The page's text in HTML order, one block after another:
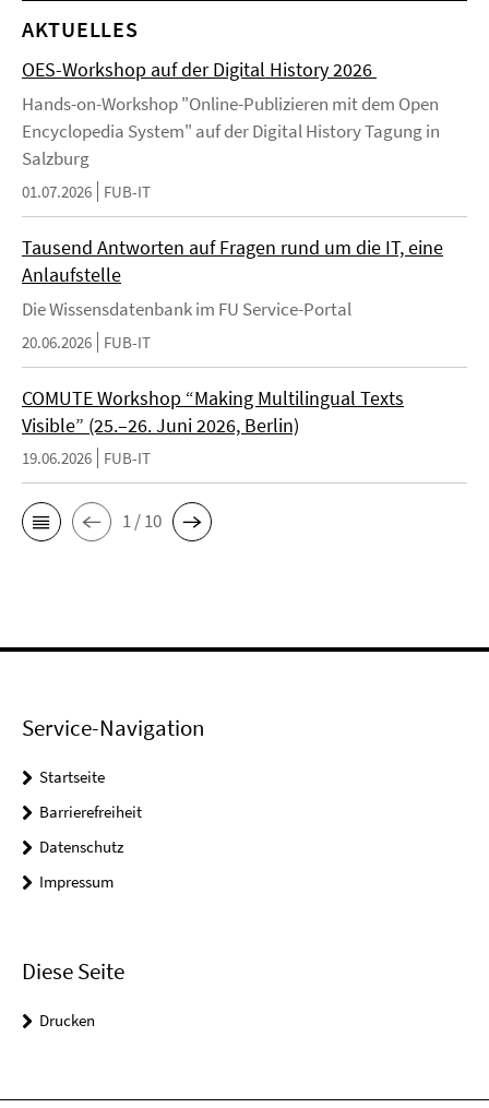
AKTUELLES
OES-Workshop auf der Digital History 2026
Hands-on-Workshop "Online-Publizieren mit dem Open
Encyclopedia System" auf der Digital History Tagung in
Salzburg
01.07.2026 FUB-IT
Tausend Antworten auf Fragen rund um die IT, eine
Anlaufstelle
Die Wissensdatenbank im FU Service-Portal
20.06.2026 FUB-IT
COMUTE Workshop “Making Multilingual Texts
Visible” (25.–26. Juni 2026, Berlin)
19.06.2026 FUB-IT
1 / 10
Service-Navigation
Startseite
Barrierefreiheit
Datenschutz
Impressum
Diese Seite
Drucken